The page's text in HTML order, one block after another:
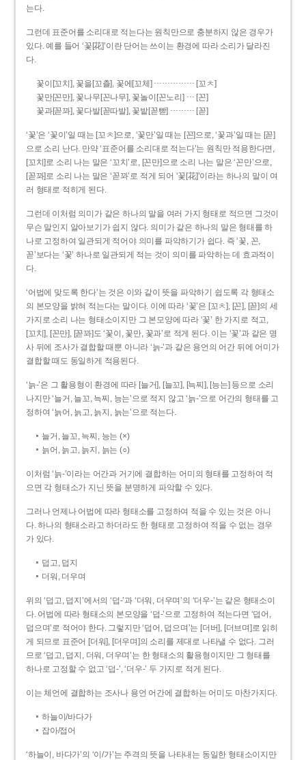
는다.
그런데 표준어를 소리대로 적는다는 원칙만으로 충분하지 않은 경우가
있다. 예를 들어 ‘꽃[花]’이란 단어는 쓰이는 환경에 따라 소리가 달라진
다.
꽃이[꼬치], 꽃을[꼬츨], 꽃에[꼬체] …………… [꼬ㅊ]
꽃만[꼰만], 꽃나무[꼰나무], 꽃놀이[꼰노리] … [꼰]
꽃과[꼳꽈], 꽃다발[꼳따발], 꽃밭[꼳빧] ……… [꼳]
‘꽃’은 ‘꽃이’일 때는 [꼬ㅊ]으로, ‘꽃만’일 때는 [꼰]으로, ‘꽃과’일 때는 [꼳]
으로 소리 난다. 만약 ‘표준어를 소리대로 적는다’는 원칙만 적용한다면,
[꼬치]로 소리 나는 말은 ‘꼬치’로, [꼰만]으로 소리 나는 말은 ‘꼰만’으로,
[꼳꽈]로 소리 나는 말은 ‘꼳꽈’로 적게 되어 ‘꽃[花]’이라는 하나의 말이 여
러 형태로 적히게 된다.
그런데 이처럼 의미가 같은 하나의 말을 여러 가지 형태로 적으면 그것이
무슨 말인지 알아보기가 쉽지 않다. 의미가 같은 하나의 말은 형태를 하
나로 고정하여 일관되게 적어야 의미를 파악하기가 쉽다. 즉 ‘꽃, 꼰,
꼳’보다는 ‘꽃’ 하나로 일관되게 적는 것이 의미를 파악하는 데 효과적이
다.
‘어법에 맞도록 한다’는 것은 이와 같이 뜻을 파악하기 쉽도록 각 형태소
의 본모양을 밝혀 적는다는 말이다. 이에 따라 ‘꽃’은 [꼬ㅊ], [꼰], [꼳]의 세
가지로 소리 나는 형태소이지만 그 본모양에 따라 ‘꽃’ 한 가지로 적고,
[꼬치], [꼰만], [꼳꽈]도 ‘꽃이, 꽃만, 꽃과’로 적게 된다. 이는 ‘꽃’과 같은 명
사 뒤에 조사가 결합할 때뿐 아니라 ‘늙-’과 같은 용언의 어간 뒤에 어미가
결합할 때도 동일하게 적용된다.
‘늙-’은 그 활용형이 환경에 따라 [늘거], [늘꼬], [늑찌], [능는] 등으로 소리
나지만 ‘늘거, 늘꼬, 늑찌, 능는’으로 적지 않고 ‘늙-’으로 어간의 형태를 고
정하여 ‘늙어, 늙고, 늙지, 늙는’으로 적는다.
늘거, 늘꼬, 늑찌, 능는 (×)
늙어, 늙고, 늙지, 늙는 (○)
이처럼 ‘늙-­’이라는 어간과 거기에 결합하는 어미의 형태를 고정하여 적
으면 각 형태소가 지닌 뜻을 분명하게 파악할 수 있다.
그러나 언제나 어법에 따라 형태소를 고정하여 적을 수 있는 것은 아니
다. 하나의 형태소라고 하더라도 한 형태로 고정하여 적을 수 없는 경우
가 있다.
덥고, 덥지
더워, 더우며
위의 ‘덥고, 덥지’에서의 ‘덥-­’과 ‘더워, 더우며’의 ‘더우-­’는 같은 형태소이
다. 어법에 따라 형태소의 본모양을 ‘덥-­’으로 고정하여 적는다면 ‘덥어,
덥으며’로 적어야 한다. 그렇지만 ‘덥어, 덥으며’는 [더버], [더브며]로 읽히
게 되므로 표준어 [더워], [더우며]의 소리를 제대로 나타낼 수 없다. 그러
므로 ‘덥고, 덥지, 더워, 더우며’는 한 형태소의 활용형이지만 그 형태를
하나로 고정할 수 없고 ‘덥-’, ‘더우-’ 두 가지로 적게 된다.
이는 체언에 결합하는 조사나 용언 어간에 결합하는 어미도 마찬가지다.
하늘이/바다가
잡아/접어
‘하늘이, 바다가’의 ‘이/가’는 주격의 뜻을 나타내는 동일한 형태소이지만